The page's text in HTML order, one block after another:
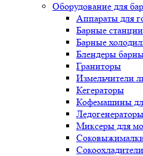
Оборудование для
Аппараты для
Барные станции
Барные
Блендеры
Граниторы
Измельчители
Кегераторы
Кофемашины
Миксеры для
Сокоохладители